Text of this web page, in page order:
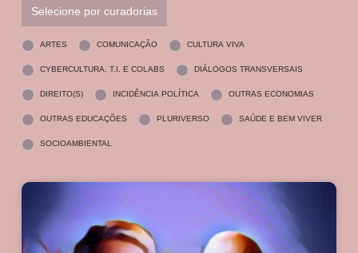
Selecione por curadorias
ARTES COMUNICAÇÃO CULTURA VIVA
CYBERCULTURA, T.I. E COLABS DIÁLOGOS TRANSVERSAIS
DIREITO(S) INCIDÊNCIA POLÍTICA OUTRAS ECONOMIAS
OUTRAS EDUCAÇÕES PLURIVERSO SAÚDE E BEM VIVER
SOCIOAMBIENTAL